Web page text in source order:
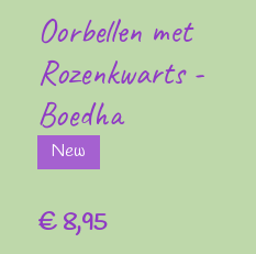
Oorbellen met
Rozenkwarts -
Boedha
New
€ 8,95